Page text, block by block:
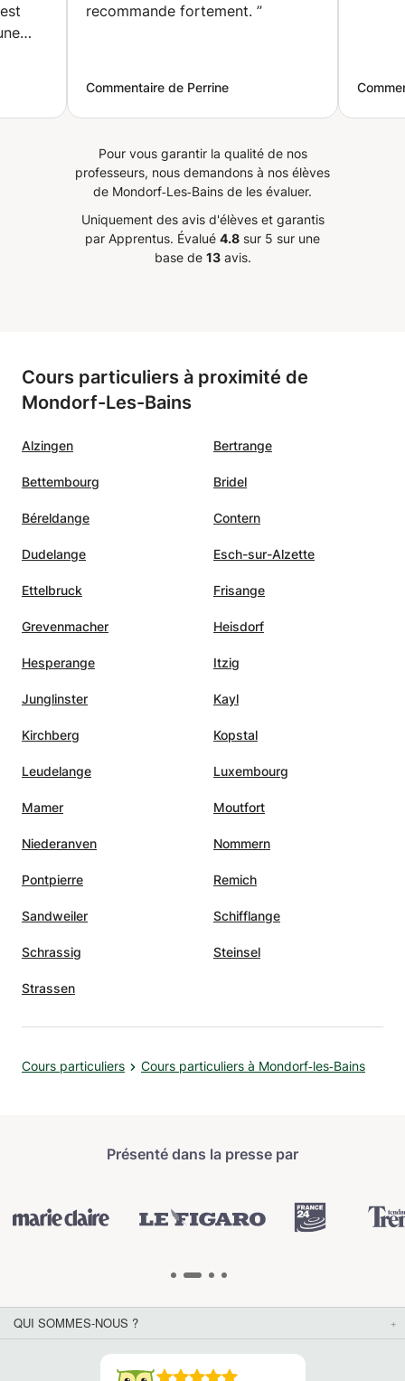
recommande fortement. ”
Commentaire de Perrine
Pour vous garantir la qualité de nos
professeurs, nous demandons à nos élèves
de Mondorf‑Les‑Bains de les évaluer.
Uniquement des avis d'élèves et garantis
par Apprentus. Évalué 4.8 sur 5 sur une
base de 13avis.
Cours particuliers à proximité de
Mondorf-Les-Bains
Alzingen Bertrange
Bettembourg Bridel
Béreldange Contern
Dudelange Esch-sur-Alzette
Ettelbruck Frisange
Grevenmacher Heisdorf
Hesperange Itzig
Junglinster Kayl
Kirchberg Kopstal
Leudelange Luxembourg
Mamer Moutfort
Niederanven Nommern
Pontpierre Remich
Sandweiler Schifflange
Schrassig Steinsel
Strassen
Cours particuliers Cours particuliers à Mondorf‑les‑Bains
Présenté dans la presse par
QUI SOMMES-NOUS ?